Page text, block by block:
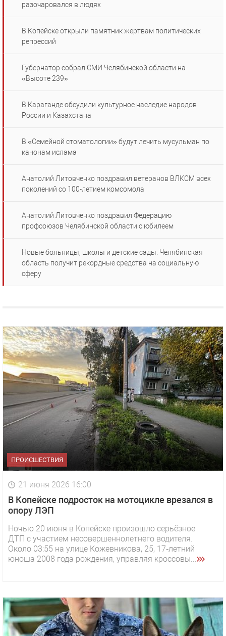
разочаровался в людях
В Копейске открыли памятник жертвам политических
репрессий
Губернатор собрал СМИ Челябинской области на
«Высоте 239»
В Караганде обсудили культурное наследие народов
России и Казахстана
В «Семейной стоматологии» будут лечить мусульман по
канонам ислама
Анатолий Литовченко поздравил ветеранов ВЛКСМ всех
поколений со 100-летием комсомола
Анатолий Литовченко поздравил Федерацию
профсоюзов Челябинской области с юбилеем
Новые больницы, школы и детские сады. Челябинская
область получит рекордные средства на социальную
сферу
ПРОИСШЕСТВИЯ
21 июня 2026 16:00
В Копейске подросток на мотоцикле врезался в
опору ЛЭП
Ночью 20 июня в Копейске произошло серьёзное
ДТП с участием несовершеннолетнего водителя.
Около 03:55 на улице Кожевникова, 25, 17‑летний
юноша 2008 года рождения, управляя кроссовы...